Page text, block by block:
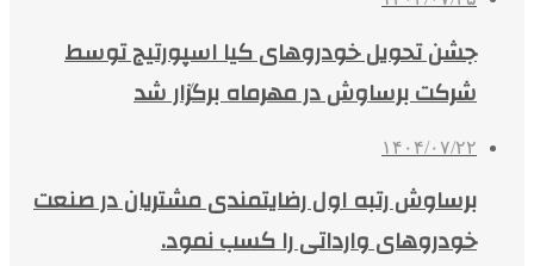
جشن تحویل خودروهای کیا اسپورتیج توسط
شرکت برساوش در مهرماه برگزار شد
۱۴۰۴/۰۷/۲۲
برساوش رتبه اول رضایتمندی مشتریان در صنعت
خودروهای وارداتی را کسب نمود.